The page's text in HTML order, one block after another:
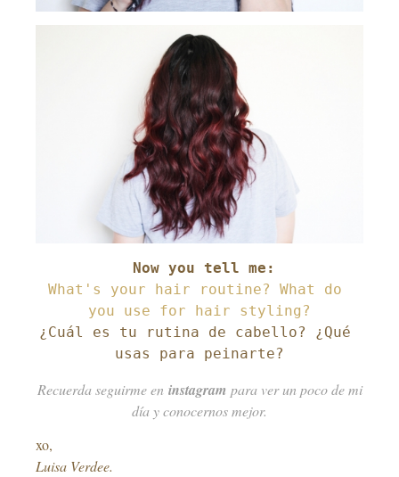
What's your hair routine? What do
¿Cuál es tu rutina de cabello? ¿Qué
usas para peinarte?
Recuerda seguirme en instagram para ver un poco de mi
día y conocernos mejor.
xo,
Luisa Verdee.